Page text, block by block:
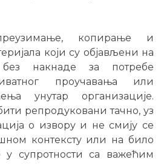
копирање и
који су објављени на
накнаде за потребе
проучавања или
унутар организације.
репродуковани тачно, уз
о извору и не смију се
контексту или на било
у супротности са важећим